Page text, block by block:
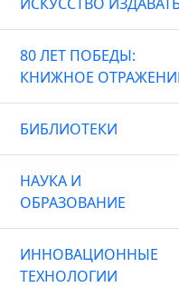
80 ЛЕТ ПОБЕДЫ:
КНИЖНОЕ
БИБЛИОТЕКИ
НАУКА И
ОБРАЗОВАНИЕ
ИННОВАЦИОННЫЕ
ТЕХНОЛОГИИ